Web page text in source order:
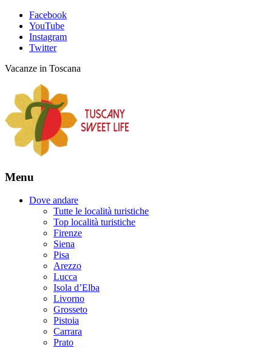
Facebook
YouTube
Instagram
Twitter
Vacanze in Toscana
Menu
Dove andare
Tutte le località turistiche
Top località turistiche
Firenze
Siena
Pisa
Arezzo
Lucca
Isola d’Elba
Livorno
Grosseto
Pistoia
Carrara
Prato